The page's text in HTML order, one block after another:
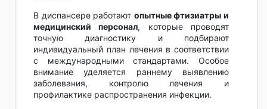
В диспансере работают опытные фтизиатры и
медицинский персонал, которые проводят
точную диагностику и подбирают
индивидуальный план лечения в соответствии
с международными стандартами. Особое
внимание уделяется раннему выявлению
заболевания, контролю лечения и
профилактике распространения инфекции.